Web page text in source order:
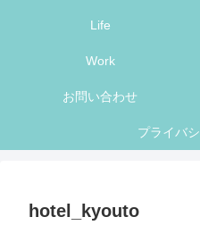
Life
Work
お問い合わせ
プライバ
hotel_kyouto